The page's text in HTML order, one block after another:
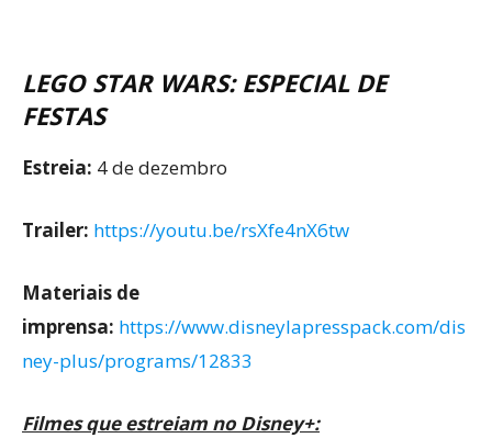
LEGO STAR WARS: ESPECIAL DE
FESTAS
Estreia: 4 de dezembro
Trailer: https://youtu.be/rsXfe4nX6tw
Materiais de
imprensa: https://www.disneylapresspack.com/dis
ney-plus/programs/12833
Filmes que estreiam no Disney+: